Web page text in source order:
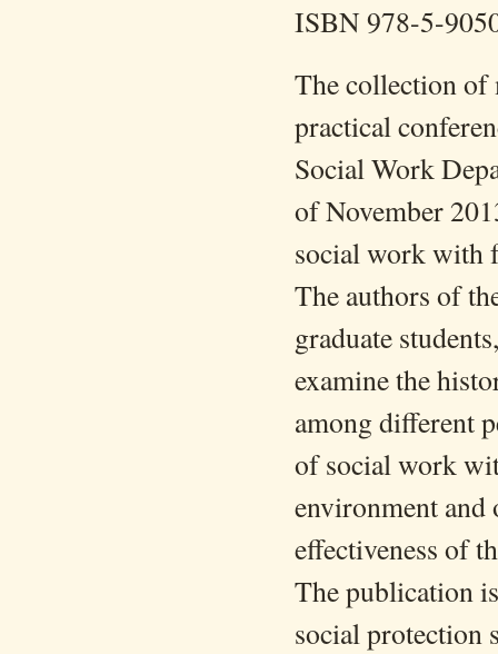
ISBN 978-5-
The collection of
practical
Social Work
of November
social work with
The authors of
graduate
examine the
among different
of social work
environment and
effectiveness of
The publication
social protection